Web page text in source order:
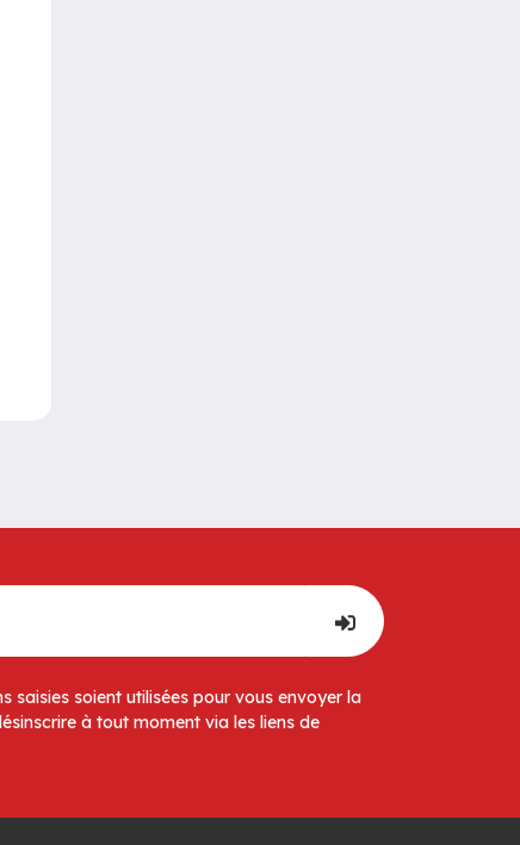
saisies soient utilisées pour vous envoyer la
à tout moment via les liens de